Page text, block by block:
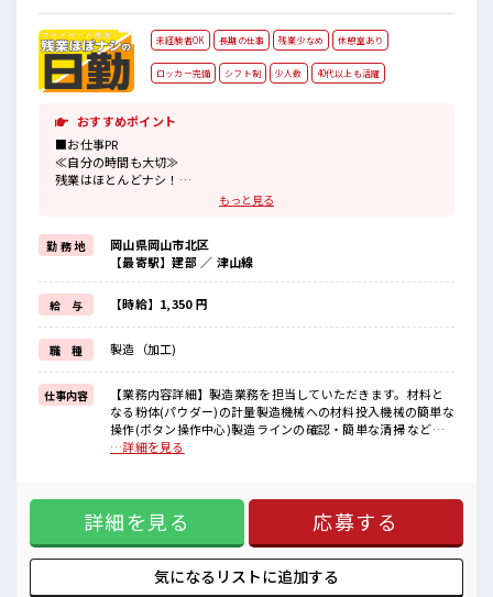
未経験者OK 長期の仕事 残業少なめ 休憩室あり
ロッカー完備 シフト制 少人数 40代以上も活躍
おすすめポイント
■お仕事PR
≪自分の時間も大切≫
残業はほとんどナシ！
場合によってはお願いすることもあります♪
新しいことにチャレンジするのは不安だけど、
しっかり働く環境が整っています！
イチからスキルUP・ステップUP目指していきましょう！
≪様々なお仕事をご提案≫
一人で悩まず気軽に相談できる、
派遣のお仕事です！
■職場の雰囲気
少人数の職場だから一緒に働く仲間との距離もグッと近い！
休憩室でホッと一息リフレッシュ！
ロッカーあり！
安心してお仕事に集中♪
もっと見る
勤 務 地
岡山県岡山市北区
【最寄駅】建部 ／ 津山線
給 与 【時給】1,350 円
職 種 製造（加工)
仕事内容
【業務内容詳細】製造業務を担当していただきます。材料と
なる粉体(パウダー)の計量製造機械への材料投入機械の簡単な
操作(ボタン操作中心)製造ラインの確認・簡単な清掃 など
【取扱製品情報】プリンター用インクトナー ■お仕事PR ≪自
チャレンジするのは不安だけど、 しっかり働く環境が整って
います！ イチからスキルUP・ステップUP目指していきまし
ょう！ ≪様々なお仕事をご提案≫ 一人で悩まず気軽に相談で
きる、 派遣のお仕事です！ ■職場の雰囲気 少人数の職場だか
ら一緒に働く仲間との距離もグッと近い！ 休憩室でホッと一
息リフレッシュ！ ロッカーあり！ 安心してお仕事に集中♪
…詳細を見る
詳細を見る 応募する
気になるリストに追加する